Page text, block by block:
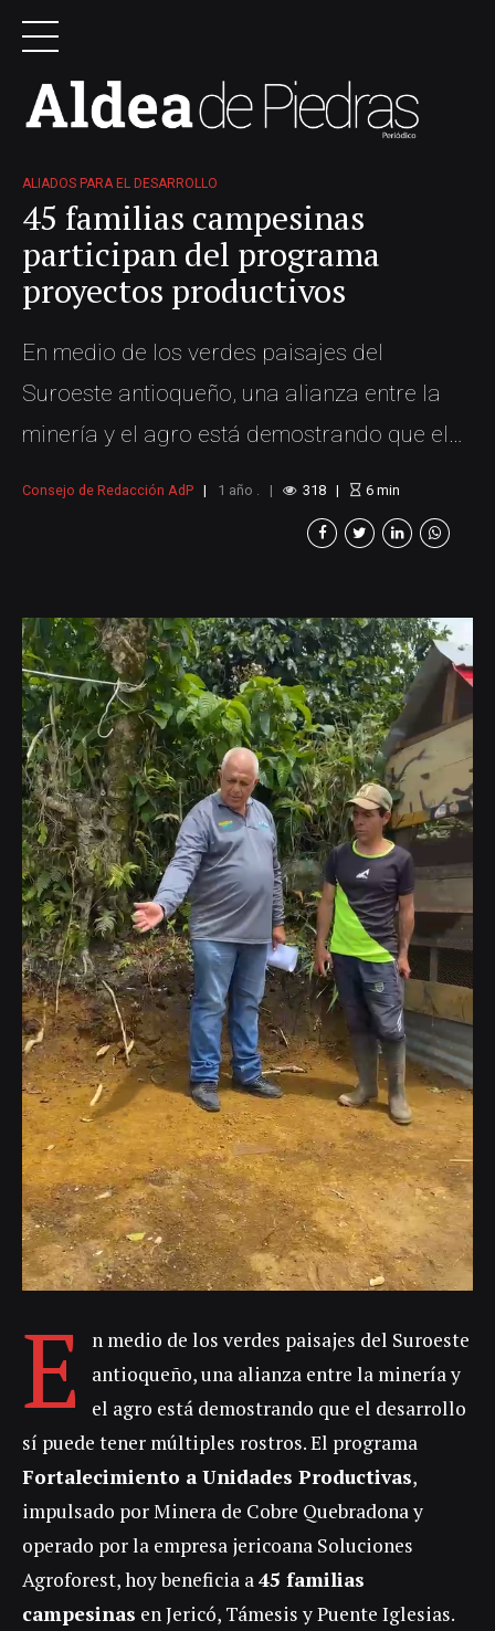
ALIADOS PARA EL DESARROLLO
45 familias campesinas
participan del programa
proyectos productivos
En medio de los verdes paisajes del
Suroeste antioqueño, una alianza entre la
minería y el agro está demostrando que el
El programa Fortalecimiento a Unidades
Productivas, impulsado por Minera de
empresa jericoana Soluciones Agroforest,
hoy beneficia a 45 familias campesinas en
Jericó, Támesis y Puente Iglesias. La
iniciativa, que busca dinamizar la economía
rural y fortalecer la vocación agropecuaria
de la región,...
Consejo de Redacción AdP 1 año . 318 6min
E
n medio de los verdes paisajes del Suroeste
antioqueño, una alianza entre la minería y
el agro está demostrando que el desarrollo
sí puede tener múltiples rostros. El programa
Fortalecimiento a Unidades Productivas,
impulsado por Minera de Cobre Quebradona y
operado por la empresa jericoana Soluciones
Agroforest, hoy beneficia a 45 familias
campesinas en Jericó, Támesis y Puente Iglesias.